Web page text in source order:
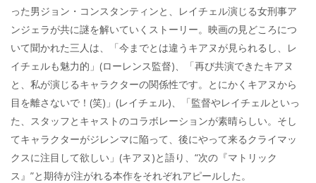
った男ジョン・コンスタンティンと、レイチェル演じる女刑事ア
ンジェラが共に謎を解いていくストーリー。映画の見どころにつ
いて聞かれた三人は、「今までとは違うキアヌが見られるし、レ
イチェルも魅力的」(ローレンス監督)、「再び共演できたキアヌ
と、私が演じるキャラクターの関係性です。とにかくキアヌから
目を離さないで！(笑)」(レイチェル)、「監督やレイチェルといっ
た、スタッフとキャストのコラボレーションが素晴らしい。そし
てキャラクターがジレンマに陥って、後にやって来るクライマッ
クスに注目して欲しい」(キアヌ)と語り、“次の『マトリック
ス』”と期待が注がれる本作をそれぞれアピールした。